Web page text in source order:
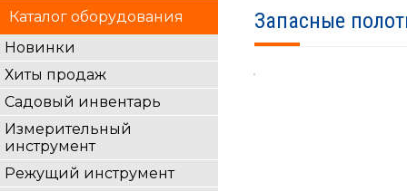
Каталог оборудования
Новинки
Хиты продаж
Садовый инвентарь
Измерительный
инструмент
Режущий инструмент
Запасные